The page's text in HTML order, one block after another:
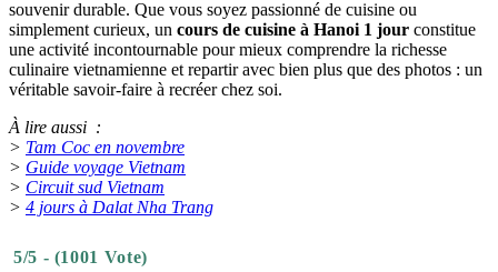
souvenir durable. Que vous soyez passionné de cuisine ou
simplement curieux, un cours de cuisine à Hanoi 1 jour constitue
une activité incontournable pour mieux comprendre la richesse
culinaire vietnamienne et repartir avec bien plus que des photos : un
véritable savoir-faire à recréer chez soi.
À lire aussi :
> Tam Coc en novembre
> Guide voyage Vietnam
> Circuit sud Vietnam
> 4 jours à Dalat Nha Trang
5/5 - (1001 Vote)